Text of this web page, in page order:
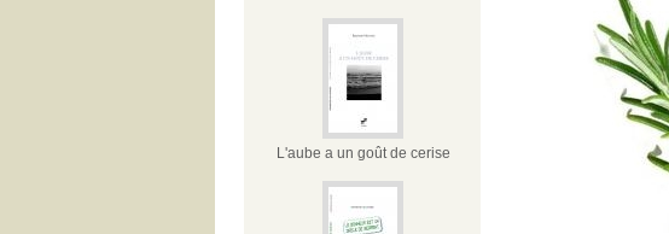
L'aube a un goût de cerise